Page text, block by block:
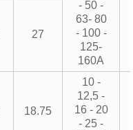
- 50 -
63- 80
- 100 -
125-
160A
27
18.75
10 -
12,5 -
16 - 20
- 25 -